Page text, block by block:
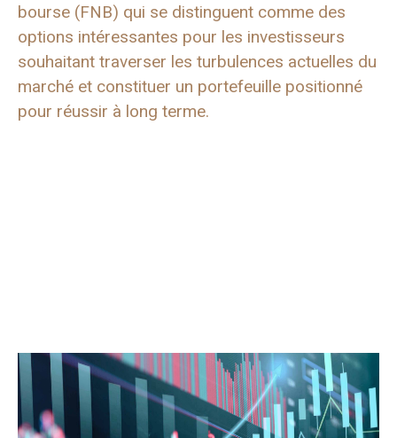
bourse (FNB) qui se distinguent comme des
options intéressantes pour les investisseurs
souhaitant traverser les turbulences actuelles du
marché et constituer un portefeuille positionné
pour réussir à long terme.